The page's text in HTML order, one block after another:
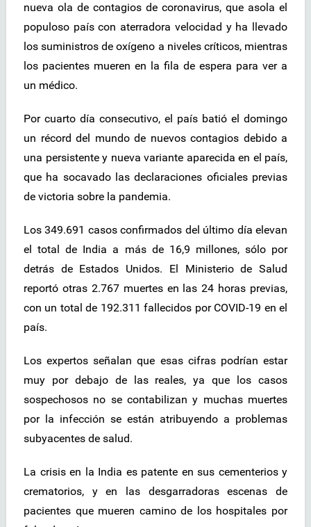
nueva ola de contagios de coronavirus, que asola el
populoso país con aterradora velocidad y ha llevado
los suministros de oxígeno a niveles críticos, mientras
los pacientes mueren en la fila de espera para ver a
un médico.
Por cuarto día consecutivo, el país batió el domingo
un récord del mundo de nuevos contagios debido a
una persistente y nueva variante aparecida en el país,
que ha socavado las declaraciones oficiales previas
de victoria sobre la pandemia.
Los 349.691 casos confirmados del último día elevan
el total de India a más de 16,9 millones, sólo por
detrás de Estados Unidos. El Ministerio de Salud
reportó otras 2.767 muertes en las 24 horas previas,
con un total de 192.311 fallecidos por COVID-19 en el
país.
Los expertos señalan que esas cifras podrían estar
muy por debajo de las reales, ya que los casos
sospechosos no se contabilizan y muchas muertes
por la infección se están atribuyendo a problemas
subyacentes de salud.
La crisis en la India es patente en sus cementerios y
crematorios, y en las desgarradoras escenas de
pacientes que mueren camino de los hospitales por